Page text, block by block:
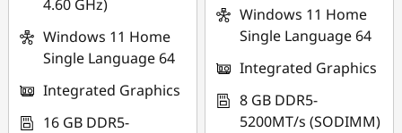
4.60 GHz)
Windows 11 Home
Single Language 64
Integrated Graphics
16 GB DDR5-
Windows 11 Home
Single Language 64
Integrated Graphics
8 GB DDR5-
5200MT/s (SODIMM)